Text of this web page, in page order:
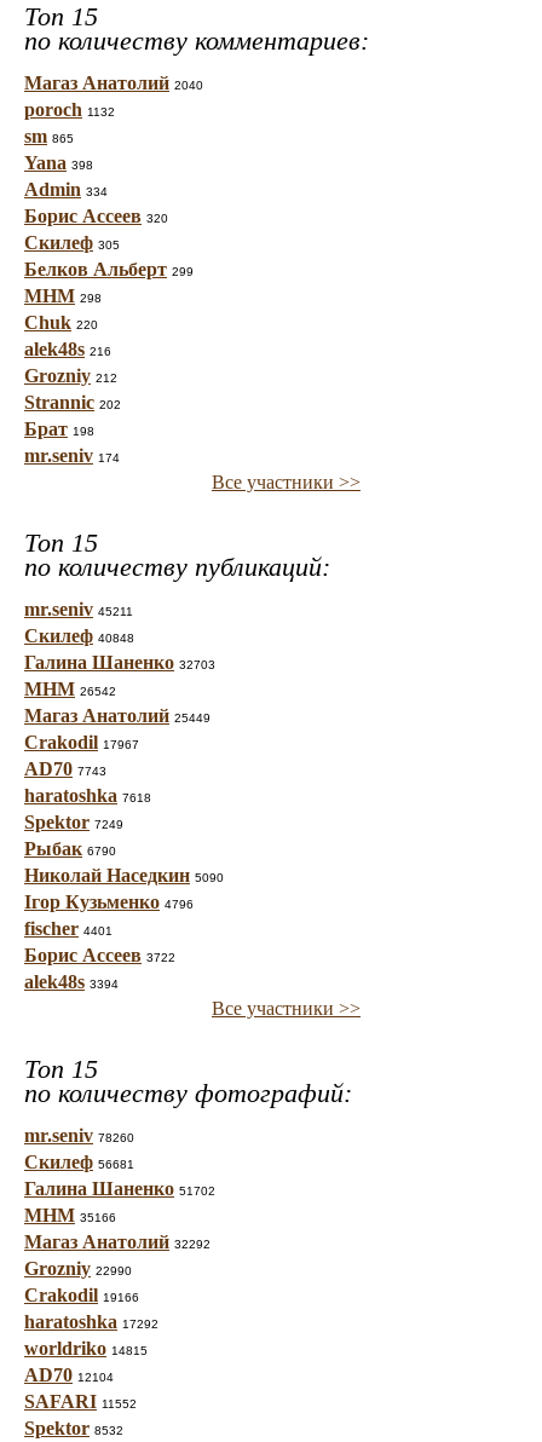
Топ 15
по количеству комментариев:
Магаз Анатолий 2040
poroch 1132
sm 865
Yana 398
Admin 334
Борис Ассеев 320
Скилеф 305
Белков Альберт 299
МНМ 298
Chuk 220
alek48s 216
Grozniy 212
Strannic 202
Брат 198
mr.seniv 174
Все участники >>
Топ 15
по количеству публикаций:
mr.seniv 45211
Скилеф 40848
Галина Шаненко 32703
МНМ 26542
Магаз Анатолий 25449
Crakodil 17967
AD70 7743
haratoshka 7618
Spektor 7249
Рыбак 6790
Николай Наседкин 5090
Ігор Кузьменко 4796
fischer 4401
Борис Ассеев 3722
alek48s 3394
Все участники >>
Топ 15
по количеству фотографий:
mr.seniv 78260
Скилеф 56681
Галина Шаненко 51702
МНМ 35166
Магаз Анатолий 32292
Grozniy 22990
Crakodil 19166
haratoshka 17292
worldriko 14815
AD70 12104
SAFARI 11552
Spektor 8532